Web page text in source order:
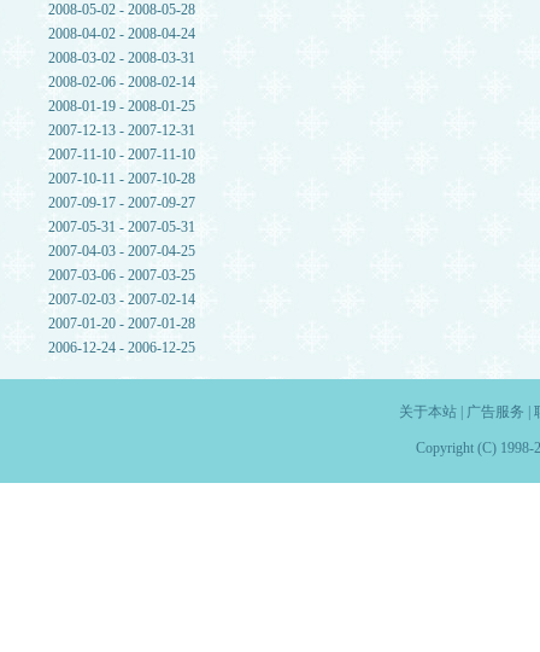
2008-05-02 - 2008-05-28
2008-04-02 - 2008-04-24
2008-03-02 - 2008-03-31
2008-02-06 - 2008-02-14
2008-01-19 - 2008-01-25
2007-12-13 - 2007-12-31
2007-11-10 - 2007-11-10
2007-10-11 - 2007-10-28
2007-09-17 - 2007-09-27
2007-05-31 - 2007-05-31
2007-04-03 - 2007-04-25
2007-03-06 - 2007-03-25
2007-02-03 - 2007-02-14
2007-01-20 - 2007-01-28
2006-12-24 - 2006-12-25
关于本站| 广告服务
Copyright (C) 1998-